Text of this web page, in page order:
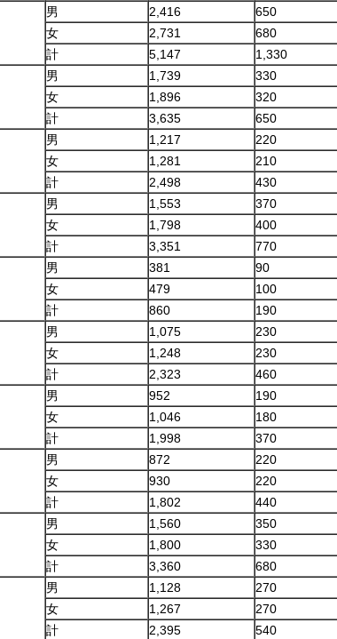
男 2,416 650
女
2,731 680
計
5,147 1,330
男 1,739 330
女
1,896 320
計
3,635 650
男 1,217 220
女
1,281 210
計
2,498 430
男 1,553 370
女
1,798 400
計
3,351 770
男 381 90
女
479 100
計
860 190
男 1,075 230
女
1,248 230
計
2,323 460
男 952 190
女
1,046 180
計
1,998 370
男 872 220
女
930 220
計
1,802 440
男 1,560 350
女
1,800 330
計
3,360 680
男 1,128 270
女
1,267 270
計
2,395 540